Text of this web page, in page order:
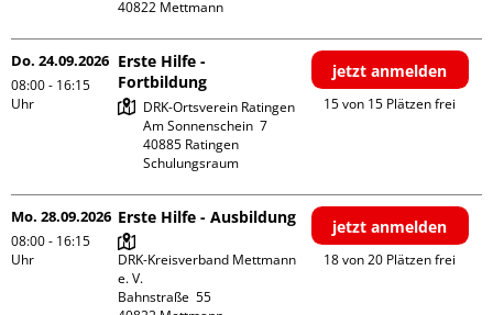
Do. 24.09.2026
08:00 - 16:15
Uhr
Erste Hilfe -
Fortbildung
DRK-Ortsverein Ratingen
Am Sonnenschein  7
40885 Ratingen
Schulungsraum
jetzt anmelden
15 von 15 Plätzen frei
Mo. 28.09.2026
08:00 - 16:15
Uhr
Erste Hilfe - Ausbildung
DRK-Kreisverband Mettmann
e. V.
Bahnstraße  55
jetzt anmelden
18 von 20 Plätzen frei